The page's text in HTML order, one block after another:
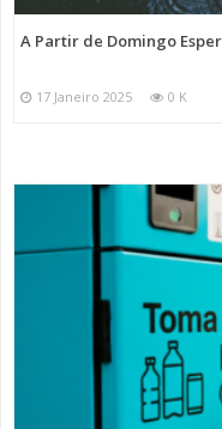
A Partir de Domingo
17 Janeiro 2025 0 K